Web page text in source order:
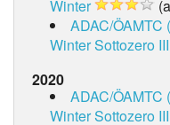
Winter
ADAC/ÖAMTC
Winter Sottozero III
2020
ADAC/ÖAMTC
Winter Sottozero III